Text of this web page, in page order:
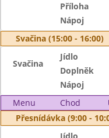
Příloha
Nápoj
Svačina (15:00 - 16:00)
Svačina
Jídlo
Doplněk
Nápoj
Menu
Chod
Přesnídávka (9:00 -